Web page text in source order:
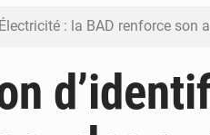
: la BAD renforce son appui
l’entrepreneur sportif Vally Amisi : le